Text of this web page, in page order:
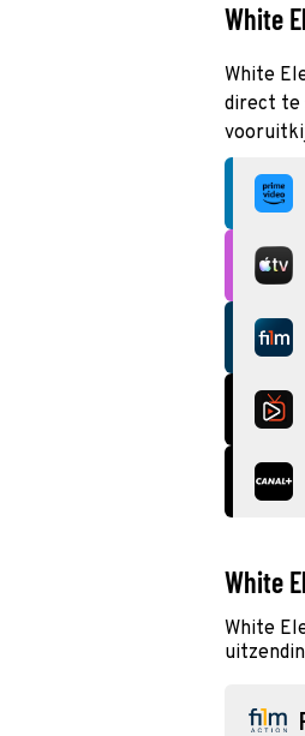
White
White
direct te
White
White